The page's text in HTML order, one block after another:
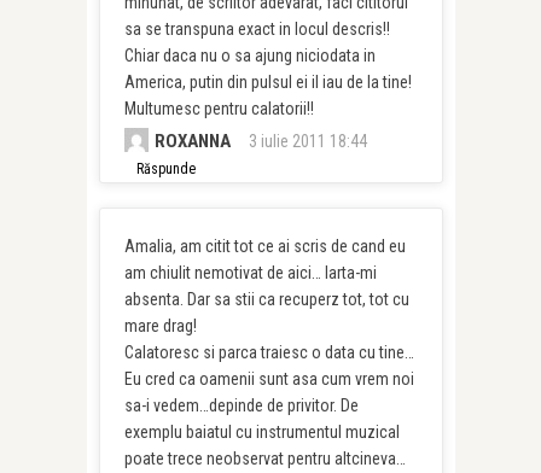
sa se transpuna exact in locul descris!!
Chiar daca nu o sa ajung niciodata in
America, putin din pulsul ei il iau de la tine!
Multumesc pentru calatorii!!
ROXANNA 3 iulie 2011 18:44
Răspunde
Amalia, am citit tot ce ai scris de cand eu
am chiulit nemotivat de aici… Iarta-mi
absenta. Dar sa stii ca recuperz tot, tot cu
mare drag!
Calatoresc si parca traiesc o data cu tine…
Eu cred ca oamenii sunt asa cum vrem noi
sa-i vedem…depinde de privitor. De
exemplu baiatul cu instrumentul muzical
poate trece neobservat pentru altcineva…